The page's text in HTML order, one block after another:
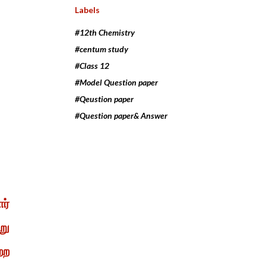
Labels
#12th Chemistry
#centum study
#Class 12
#Model Question paper
#Qeustion paper
#Question paper& Answer